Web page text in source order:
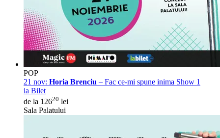
POP
21 nov: Horia Brenciu – Fac ce-mi spune inima Show 1
ia Bilet
de la 12620 lei
Sala Palatului